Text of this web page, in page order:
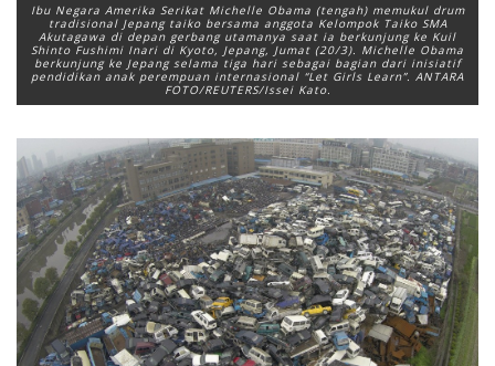
Ibu Negara Amerika Serikat Michelle Obama (tengah) memukul drum
tradisional Jepang taiko bersama anggota Kelompok Taiko SMA
Akutagawa di depan gerbang utamanya saat ia berkunjung ke Kuil
Shinto Fushimi Inari di Kyoto, Jepang, Jumat (20/3). Michelle Obama
berkunjung ke Jepang selama tiga hari sebagai bagian dari inisiatif
pendidikan anak perempuan internasional “Let Girls Learn”. ANTARA
FOTO/REUTERS/Issei Kato.